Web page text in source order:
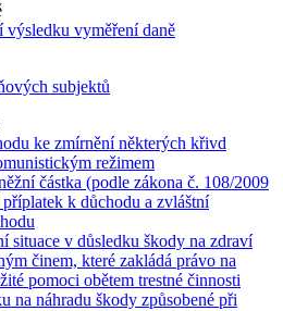
výsledku vyměření daně
subjektů
ke zmírnění některých křivd
režimem
částka (podle zákona č. 108/2009
k důchodu a zvláštní
situace v důsledku škody na zdraví
činem, které zakládá právo na
pomoci obětem trestné činnosti
na náhradu škody způsobené při